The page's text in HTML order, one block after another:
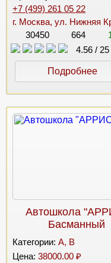
+7 (499) 261 05 22
г. Москва, ул. Нижняя
30450
664
4.56 / 25
Подробнее
Автошкола
Басманный
Категории: A, B
Цена: 38000.00 ₽